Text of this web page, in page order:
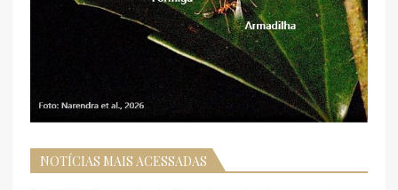
NOTÍCIAS MAIS ACESSADAS